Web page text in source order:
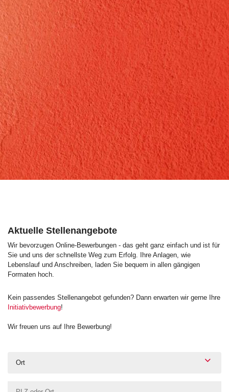
Aktuelle Stellenangebote
Wir bevorzugen Online-Bewerbungen - das geht ganz einfach und ist für
Sie und uns der schnellste Weg zum Erfolg. Ihre Anlagen, wie
Lebenslauf und Anschreiben, laden Sie bequem in allen gängigen
Formaten hoch.
Kein passendes Stellenangebot gefunden? Dann erwarten wir gerne Ihre
Initiativbewerbung!
Wir freuen uns auf Ihre Bewerbung!
Ort